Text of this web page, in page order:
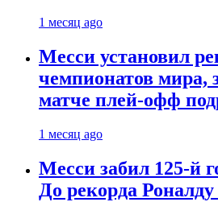
1 месяц ago
Месси установил
чемпионатов мира,
матче плей‑офф
1 месяц ago
Месси забил 125-й
До рекорда